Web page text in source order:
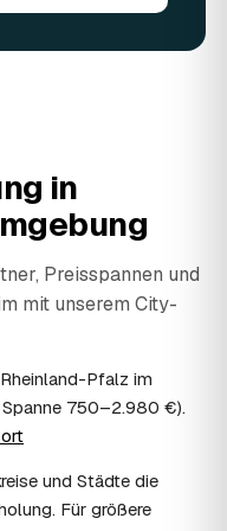
Brauchbares wird
Dienstleistung
anteilig von der
im Erbfall unter
Sie erhalten eine
Lohnanteil; die
Steuerberater.
anwesend
in Deidesheim laufen
ab — praktisch, wenn
aber jederzeit
persönliche
in
Preisspannen und
mit unserem City-
Pfalz im
750–2.980 €).
und Städte die
Für größere